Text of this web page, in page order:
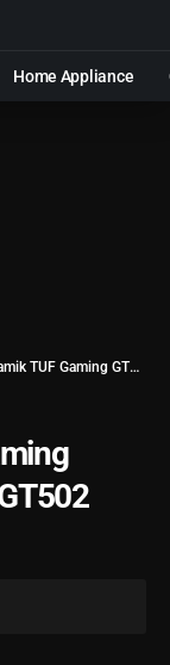
Home Appliance
Gaming GT502 Horizon